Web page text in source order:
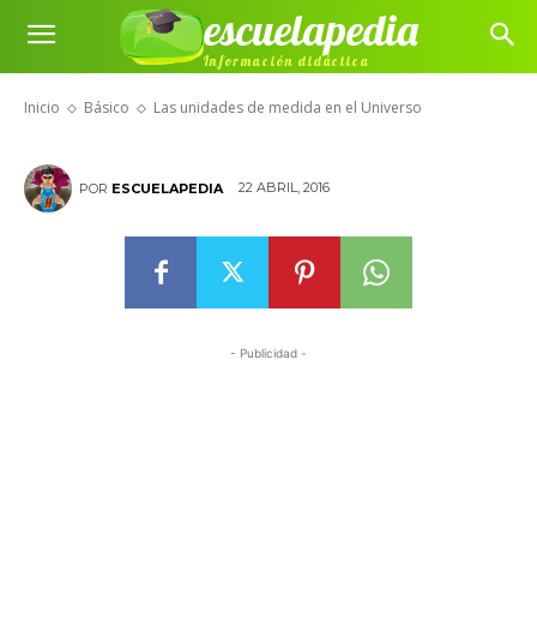
escuelapedia
Información didáctica
Inicio Básico Las unidades de medida en el Universo
Las unidades de medida en el
Universo
POR ESCUELAPEDIA 22 ABRIL, 2016
- Publicidad -